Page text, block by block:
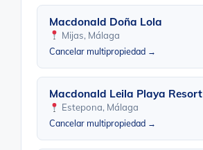
Macdonald Doña Lola
Mijas, Málaga
Cancelar multipropiedad →
Macdonald Leila Playa Resort
Estepona, Málaga
Cancelar multipropiedad →